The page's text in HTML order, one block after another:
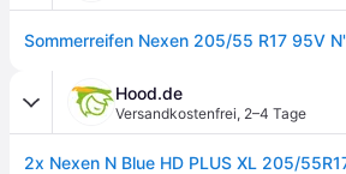
Hood.de
Versandkostenfrei, 2–4 Tage